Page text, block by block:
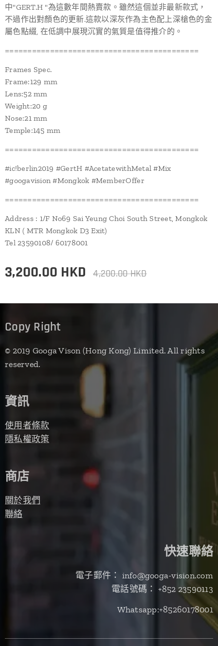
中"GERT.H "為這數年間熱賣款。雖然這個並非最新款式，
不過作出對顏色的更新.這款以深灰作為主色配上深槍色的金
屬色點綴, 在低調中展現沉實的氣質是值得推介的。
===========================================
Frames Spec.
Frame:129 mm
Lens:52 mm
Weight:20 g
Nose:21 mm
Temple:145 mm
===========================================
#ic!berlin2019 #GertH #AcetatewithMetal #Mix
#googavision #Mongkok #MemberOffer
===========================================
Address : 1/F No69 Sai Yeung Choi South Street, Mongkok
KLN ( MTR Mongkok D3 Exit)
Tel 23590108/ 60178001
3,200.00 HKD 4,200.00HKD
Copy Right
© 2019 Googa Vison (Hong Kong) Limited. All rights
reserved.
資訊
使用者條款
隱私權政策
商店
關於我們
聯絡
快速聯絡
電子郵件： info@googa-vision.com
電話號碼： +852 23590113
Whatsapp:+85260178001